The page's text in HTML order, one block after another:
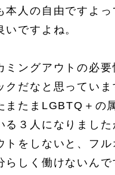
本人の自由ですよ
いですよね。
ミングアウトの必要
クだなと思ってい
またまLGBTQ＋の
る３人になりました
トをしないと、フ
らしく働けないん